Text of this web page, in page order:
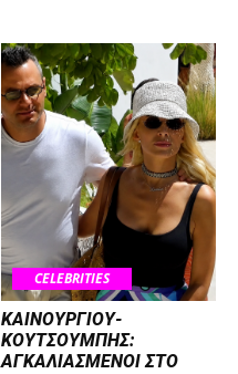
CELEBRITIES
ΚΑΙΝΟΥΡΓΙΟΥ-
ΚΟΥΤΣΟΥΜΠΗΣ:
ΑΓΚΑΛΙΑΣΜΕΝΟΙ ΣΤΟ